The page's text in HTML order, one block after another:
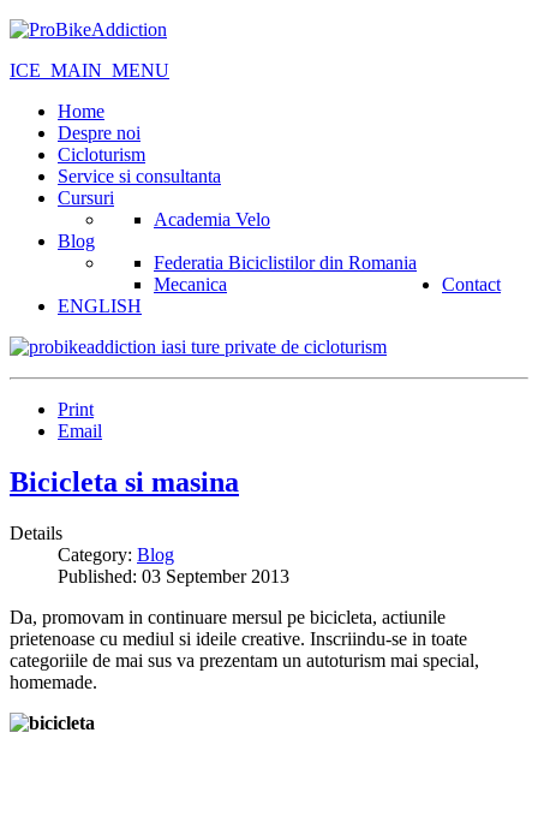
ICE_MAIN_MENU
Home
Despre noi
Cicloturism
Service si consultanta
Cursuri
Academia Velo
Blog
Federatia Biciclistilor din Romania
Mecanica
Contact
ENGLISH
Print
Email
Bicicleta si masina
Details
Category: Blog
Published: 03 September 2013
Da, promovam in continuare mersul pe bicicleta, actiunile
prietenoase cu mediul si ideile creative. Inscriindu-se in toate
categoriile de mai sus va prezentam un autoturism mai special,
homemade.